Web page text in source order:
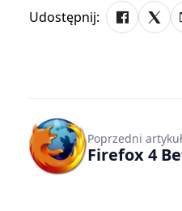
Udostępnij:
Poprzedni artykuł
Firefox 4